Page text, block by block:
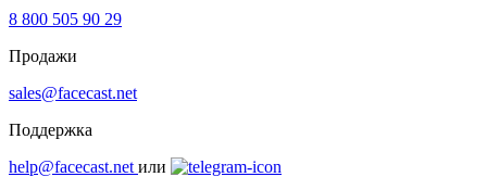
8 800 505 90 29
Продажи
sales@facecast.net
Поддержка
help@facecast.net или